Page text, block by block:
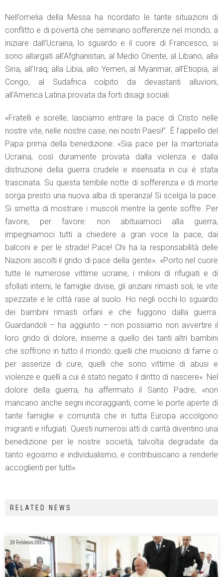
Nell’omelia della Messa ha ricordato le tante situazioni di
conflitto e di povertà che seminano sofferenze nel mondo; a
iniziare dall’Ucraina, lo sguardo e il cuore di Francesco, si
sono allargati all’Afghanistan, al Medio Oriente, al Libano, alla
Siria, all’Iraq, alla Libia, allo Yemen, al Myanmar, all’Etiopia, al
Congo, al Sudafrica colpito da devastanti alluvioni,
all’America Latina provata da forti disagi sociali.
«Fratelli e sorelle, lasciamo entrare la pace di Cristo nelle
nostre vite, nelle nostre case, nei nostri Paesi!”. È l’appello del
Papa prima della benedizione: «Sia pace per la martoriata
Ucraina, così duramente provata dalla violenza e dalla
distruzione della guerra crudele e insensata in cui è stata
trascinata. Su questa terribile notte di sofferenza e di morte
sorga presto una nuova alba di speranza! Si scelga la pace.
Si smetta di mostrare i muscoli mentre la gente soffre. Per
favore, per favore: non abituiamoci alla guerra,
impegniamoci tutti a chiedere a gran voce la pace, dai
balconi e per le strade! Pace! Chi ha la responsabilità delle
Nazioni ascolti il grido di pace della gente». «Porto nel cuore
tutte le numerose vittime ucraine, i milioni di rifugiati e di
sfollati interni, le famiglie divise, gli anziani rimasti soli, le vite
spezzate e le città rase al suolo. Ho negli occhi lo sguardo
dei bambini rimasti orfani e che fuggono dalla guerra.
Guardandoli – ha aggiunto – non possiamo non avvertire il
loro grido di dolore, insieme a quello dei tanti altri bambini
che soffrono in tutto il mondo: quelli che muoiono di fame o
per assenze di cure, quelli che sono vittime di abusi e
violenze e quelli a cui è stato negato il diritto di nascere». Nel
dolore della guerra, ha affermato il Santo Padre, «non
mancano anche segni incoraggianti, come le porte aperte di
tante famiglie e comunità che in tutta Europa accolgono
migranti e rifugiati. Questi numerosi atti di carità diventino una
benedizione per le nostre società, talvolta degradate da
tanto egoismo e individualismo, e contribuiscano a renderle
accoglienti per tutti».
RELATED NEWS
20 Febbraio 2025